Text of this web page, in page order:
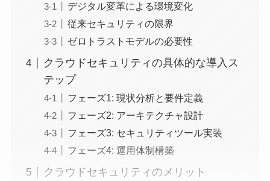
デジタル変革による環境変化
従来セキュリティの限界
ゼロトラストモデルの必要性
クラウドセキュリティの具体的な導入ス
テップ
フェーズ1: 現状分析と要件定義
フェーズ2: アーキテクチャ設計
フェーズ3: セキュリティツール実装
フェーズ4: 運用体制構築
クラウドセキュリティのメリット